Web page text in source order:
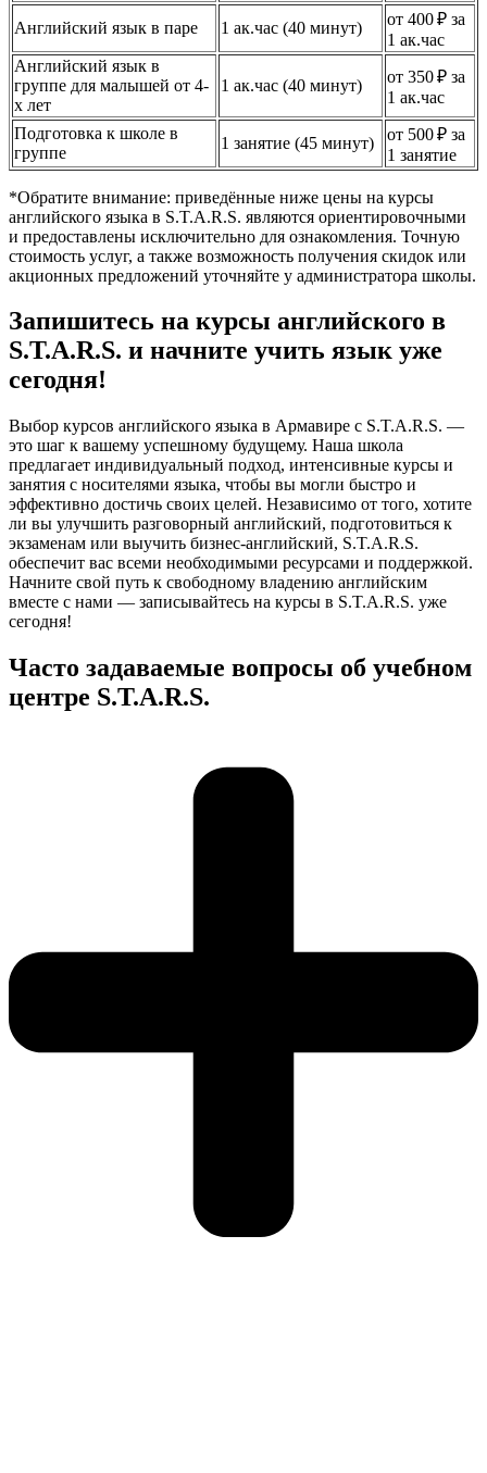
Английский язык в паре 1 ак.час (40 минут)
от 400 ₽ за
1 ак.час
Английский язык в
группе для малышей от 4-
х лет
1 ак.час (40 минут)
от 350 ₽ за
1 ак.час
Подготовка к школе в
группе
1 занятие (45 минут)
от 500 ₽ за
1 занятие
*Обратите внимание: приведённые ниже цены на курсы
английского языка в S.T.A.R.S. являются ориентировочными
и предоставлены исключительно для ознакомления. Точную
стоимость услуг, а также возможность получения скидок или
акционных предложений уточняйте у администратора школы.
Запишитесь на курсы английского в
S.T.A.R.S. и начните учить язык уже
сегодня!
Выбор курсов английского языка в Армавире с S.T.A.R.S. —
это шаг к вашему успешному будущему. Наша школа
предлагает индивидуальный подход, интенсивные курсы и
занятия с носителями языка, чтобы вы могли быстро и
эффективно достичь своих целей. Независимо от того, хотите
ли вы улучшить разговорный английский, подготовиться к
экзаменам или выучить бизнес-английский, S.T.A.R.S.
обеспечит вас всеми необходимыми ресурсами и поддержкой.
Начните свой путь к свободному владению английским
вместе с нами — записывайтесь на курсы в S.T.A.R.S. уже
сегодня!
Часто задаваемые вопросы об учебном
центре S.T.A.R.S.